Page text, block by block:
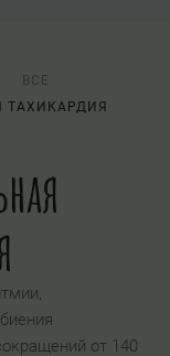
ВСЕ
ТАХИКАРДИЯ
от 140